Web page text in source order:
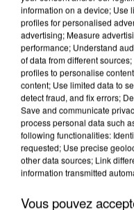
APRÈS TOUTES
DE FAUNE SAUVAGE
information on a device; Use
profiles for personalised
advertising; Measure
performance; Understand
of data from different
profiles to personalise
content; Use limited data to
detect fraud, and fix errors;
Save and communicate
process personal data such
following functionalities:
requested; Use precise
other data sources; Link
information transmitted
Vous pouvez